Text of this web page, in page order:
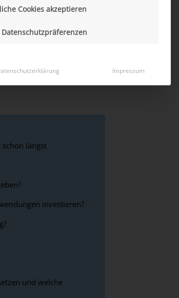
doch die
Kupferleitungen
Frage: Ist es an der
könnte die
sie bietet und warum
längst
investieren?
und welche
Cookies akzeptieren
Impressum